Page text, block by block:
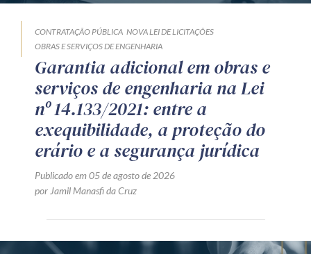
CONTRATAÇÃO PÚBLICA NOVA LEI DE LICITAÇÕES
OBRAS E SERVIÇOS DE ENGENHARIA
Garantia adicional em obras e
serviços de engenharia na Lei
nº 14.133/2021: entre a
exequibilidade, a proteção do
erário e a segurança jurídica
Publicado em 05 de agosto de 2026
por Jamil Manasfi da Cruz